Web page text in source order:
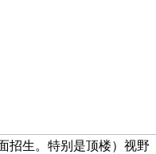
招生。特别是顶楼）视野